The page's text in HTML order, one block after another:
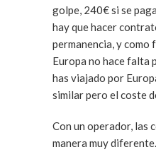
golpe, 240€ si se
hay que hacer
permanencia, y como
Europa no hace falta
has viajado por
similar pero el coste
Con un operador, las
manera muy